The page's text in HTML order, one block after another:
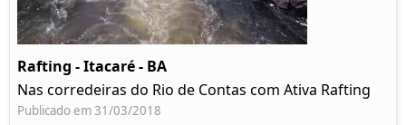
Rafting - Itacaré - BA
Nas corredeiras do Rio de Contas com Ativa Rafting
Publicado em 31/03/2018